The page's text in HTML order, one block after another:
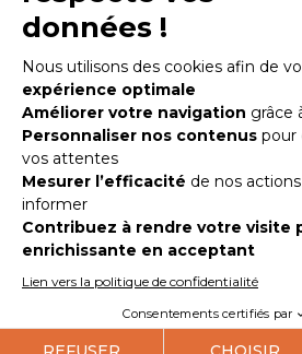
Mentions légales
© Kalélia